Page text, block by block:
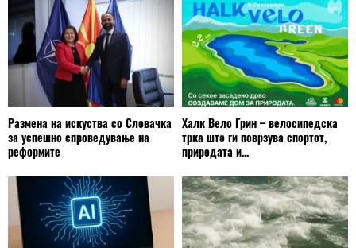
Размена на искуства со Словачка
за успешно спроведување на
реформите
Халк Вело Грин – велосипедска
трка што ги поврзува спортот,
природата и...